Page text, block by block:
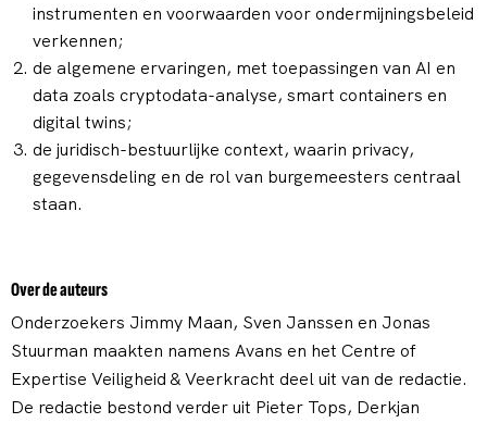
instrumenten en voorwaarden voor ondermijningsbeleid
verkennen;
de algemene ervaringen, met toepassingen van AI en
data zoals cryptodata-analyse, smart containers en
digital twins;
de juridisch-bestuurlijke context, waarin privacy,
gegevensdeling en de rol van burgemeesters centraal
staan.
Over de auteurs
Onderzoekers Jimmy Maan, Sven Janssen en Jonas
Stuurman maakten namens Avans en het Centre of
Expertise Veiligheid & Veerkracht deel uit van de redactie.
De redactie bestond verder uit Pieter Tops, Derkjan